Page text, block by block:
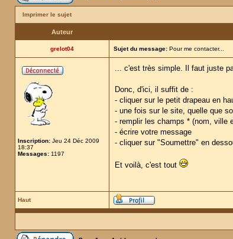
Imprimer le sujet
Auteur
grelot04 Sujet du message: Pour me contacter...
Inscription: Jeu 24 Déc 2009
18:37
Messages: 1197
... c'est très simple. Il faut juste
Donc, d'ici, il suffit de :
- cliquer sur le petit drapeau en
- une fois sur le site, quelle que
- remplir les champs * (nom, ville
- écrire votre message
- cliquer sur "Soumettre" en
Et voilà, c'est tout
Haut